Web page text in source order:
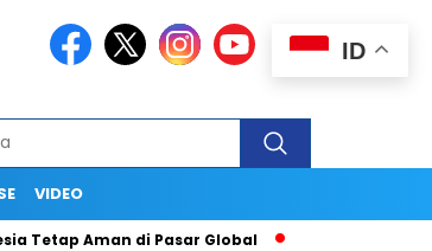
VIDEO
Aman di Pasar Global Ingin Tampil
ID